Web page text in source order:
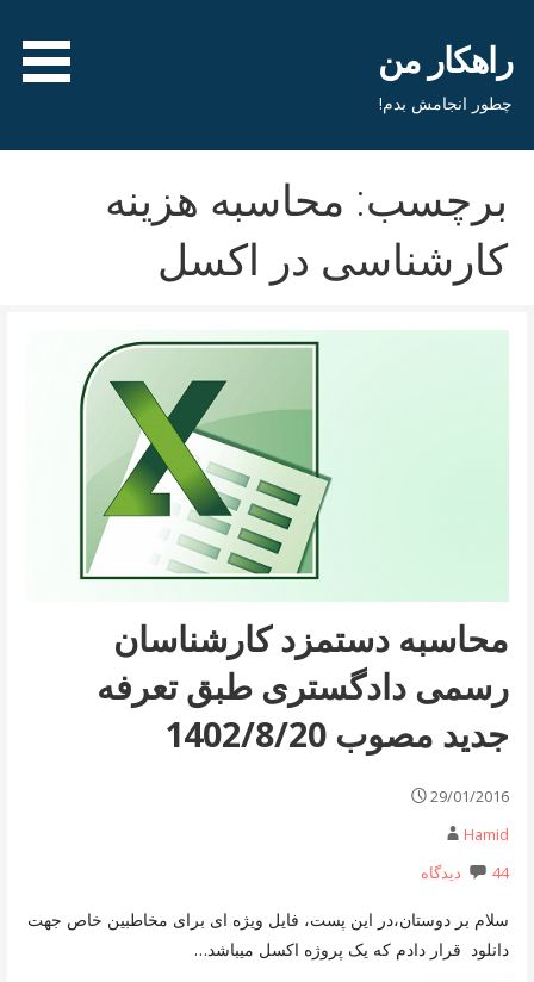
محتواراهکار من
چطور انجامش بدم!
برچسب: محاسبه هزینه
کارشناسی در اکسل
محاسبه دستمزد کارشناسان
رسمی دادگستری طبق تعرفه
جدید مصوب 1402/8/20
29/01/2016
Hamid
44 دیدگاه
سلام بر دوستان،در این پست، فایل ویژه ای برای مخاطبین خاص جهت
دانلود قرار دادم که یک پروژه اکسل میباشد…